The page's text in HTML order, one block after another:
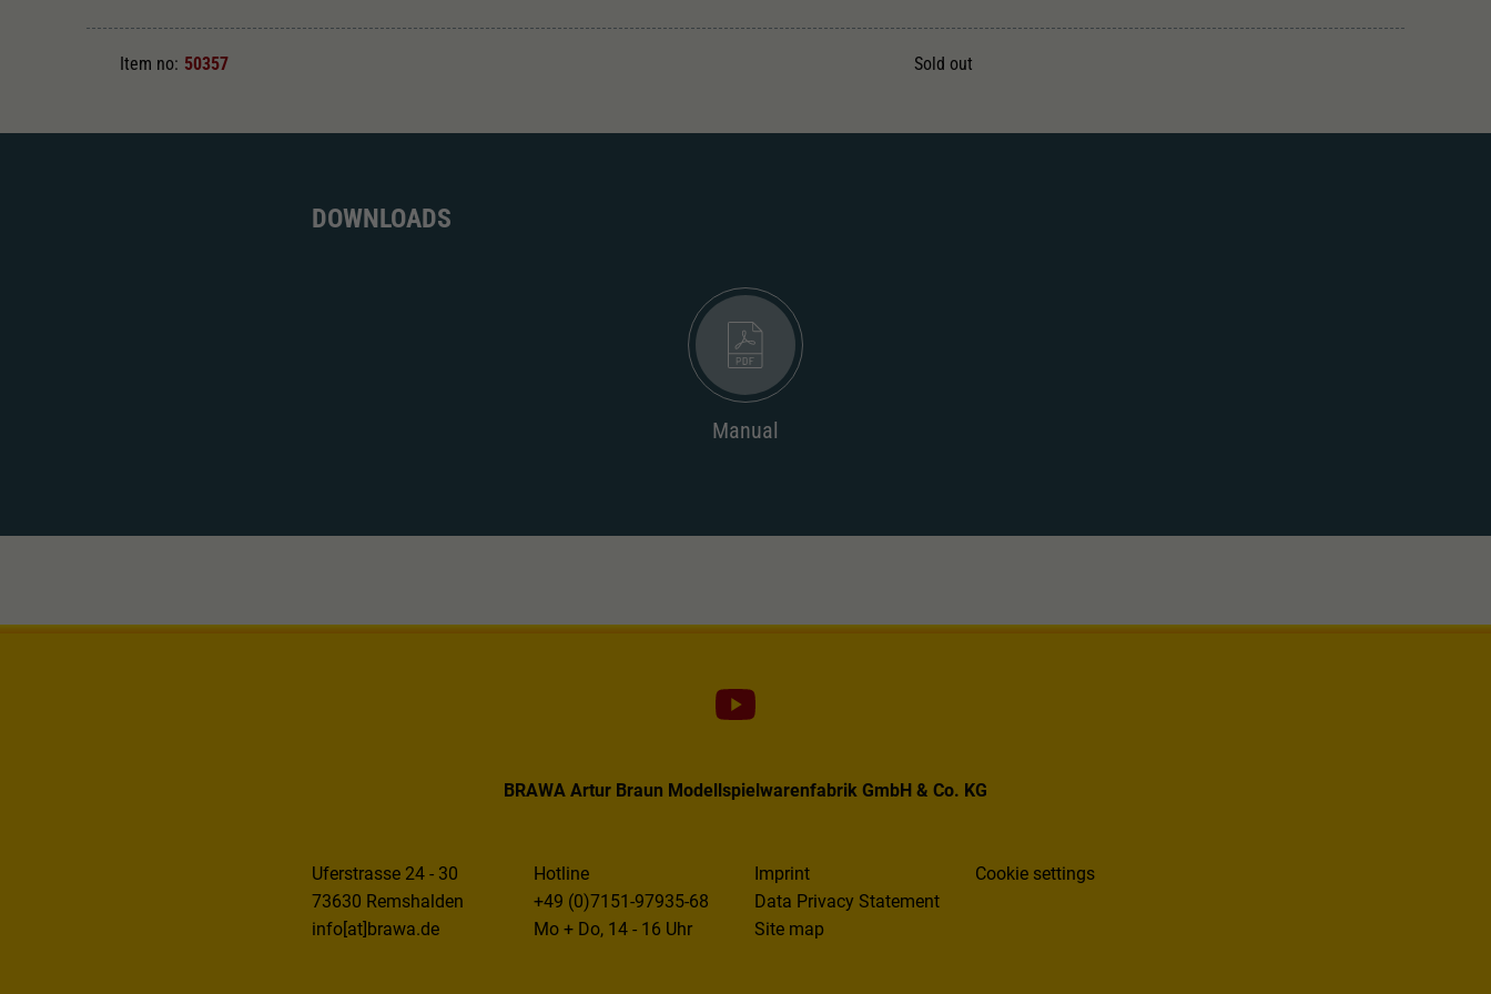
Item no: 50357 Sold out
DOWNLOADS
Manual
BRAWA Artur Braun Modellspielwarenfabrik GmbH & Co. KG
Uferstrasse 24 - 30
73630 Remshalden
info[at]brawa.de
Hotline
+49 (0)7151-97935-68
Mo + Do, 14 - 16 Uhr
Imprint
Data Privacy Statement
Site map
Cookie settings
Zweck
historische Speicherung Ihrer vorgenommen